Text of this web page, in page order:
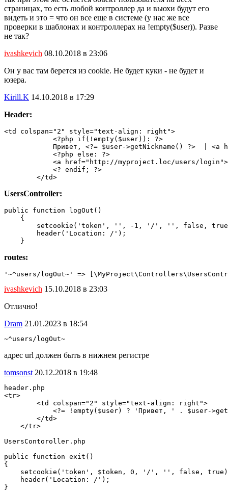
страницах, то есть любой контроллер да и вьюхи будут его
видеть и это = что он все еще в системе (у нас же все
проверки в шаблонах и контроллерах на !empty($user)). Разве
не так?
ivashkevich 08.10.2018 в 23:06
Он у вас там берется из cookie. Не будет куки - не будет и
юзера.
Kirill.K 14.10.2018 в 17:29
Header:
<td colspan="2" style="text-align: right">
            <?php if(!empty($user)): ?>
Привет, <?= $user->getNickname() ?>  | <a
            <?php else: ?>
<a href="http://myproject.loc/users/
            <? endif; ?>
        </td>
UsersController:
public function logOut()
    {
setcookie('token', '', -1, '/', '', false,
        header('Location: /');
    }
routes:
'~^users/logOut~' =>
ivashkevich 15.10.2018 в 23:03
Отлично!
Dram 21.01.2023 в 18:54
~^users/logOut~
адрес url должен быть в нижнем регистре
tomsonst 20.12.2018 в 19:48
header.php
<tr>
        <td colspan="2" style="text-align: right">
<?= !empty($user) ? 'Привет, ' . $user-
        </td>
    </tr>
UsersContoroller.php
public function exit()
{
setcookie('token', $token, 0, '/', '', false,
    header('Location: /');
}